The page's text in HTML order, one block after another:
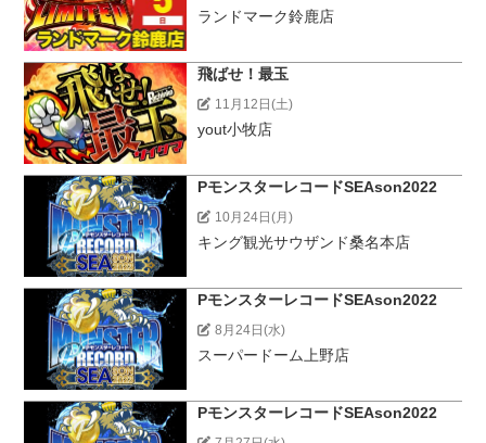
ランドマーク鈴鹿店
飛ばせ！最玉
11月12日(土)
yout小牧店
PモンスターレコードSEAson2022
10月24日(月)
キング観光サウザンド桑名本店
PモンスターレコードSEAson2022
8月24日(水)
スーパードーム上野店
PモンスターレコードSEAson2022